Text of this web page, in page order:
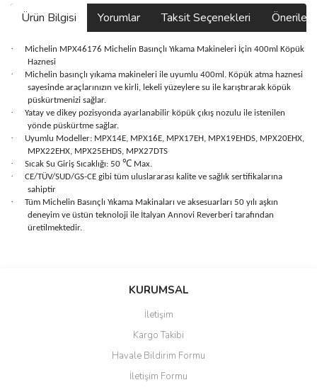
Ürün Bilgisi Yorumlar Taksit Seçenekleri
·
Michelin MPX46176 Michelin Basınçlı Yıkama Makineleri İçin 400ml Köpük
Haznesi
·
Michelin basınçlı yıkama makineleri ile uyumlu 400ml. Köpük atma haznesi
sayesinde araçlarınızın ve kirli, lekeli yüzeylere su ile karıştırarak köpük
püskürtmenizi sağlar.
·
Yatay ve dikey pozisyonda ayarlanabilir köpük çıkış nozulu ile istenilen
yönde püskürtme sağlar.
·
Uyumlu Modeller: MPX14E, MPX16E, MPX17EH, MPX19EHDS, MPX20EHX,
MPX22EHX, MPX25EHDS, MPX27DTS
· Sıcak Su Giriş Sıcaklığı: 50 ℃ Max.
·
CE/TÜV/SUD/GS-CE gibi tüm uluslararası kalite ve sağlık sertifikalarına
sahiptir
·
Tüm Michelin Basınçlı Yıkama Makinaları ve aksesuarları 50 yılı aşkın
deneyim ve üstün teknoloji ile İtalyan Annovi Reverberi tarafından
üretilmektedir.
Bu ürüne ilk yorumu siz yapın!
Ürün resmi kalitesiz, bozuk veya görüntülenemiyor.
Ürün açıklamasında eksik bilgiler bulunuyor.
Ürün bilgilerinde hatalar bulunuyor.
KURUMSAL
İletişim
Kargo Takibi
Havale Bildirim Formu
İletişim Formu